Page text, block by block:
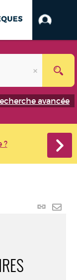
avancée
?
Lien